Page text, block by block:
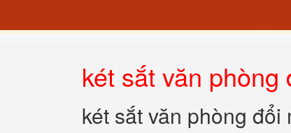
két sắt văn phòng
két sắt văn phòng đổi